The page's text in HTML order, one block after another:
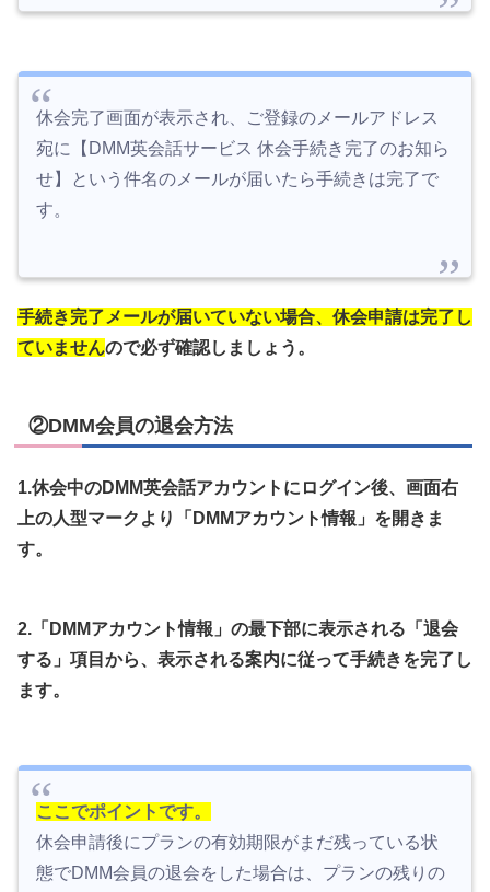
休会完了画面が表示され、ご登録のメールアドレス
宛に【DMM英会話サービス 休会手続き完了のお知ら
せ】という件名のメールが届いたら手続きは完了で
す。
手続き完了メールが届いていない場合、休会申請は完了し
ていませんので必ず確認しましょう。
②DMM会員の退会方法
1.休会中のDMM英会話アカウントにログイン後、画面右
上の人型マークより「DMMアカウント情報」を開きま
す。
2.「DMMアカウント情報」の最下部に表示される「退会
する」項目から、表示される案内に従って手続きを完了し
ます。
ここでポイントです。
休会申請後にプランの有効期限がまだ残っている状
態でDMM会員の退会をした場合は、プランの残りの